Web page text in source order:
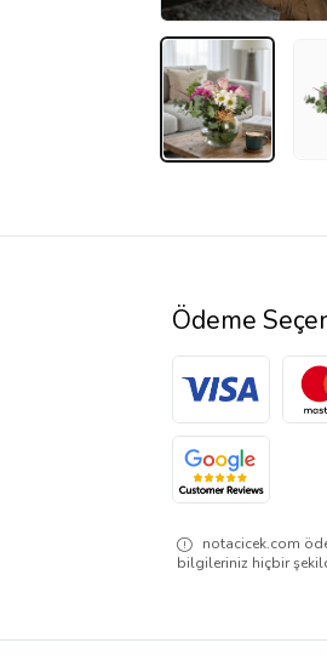
Ödeme
notacicek.com
bilgileriniz hiçbir